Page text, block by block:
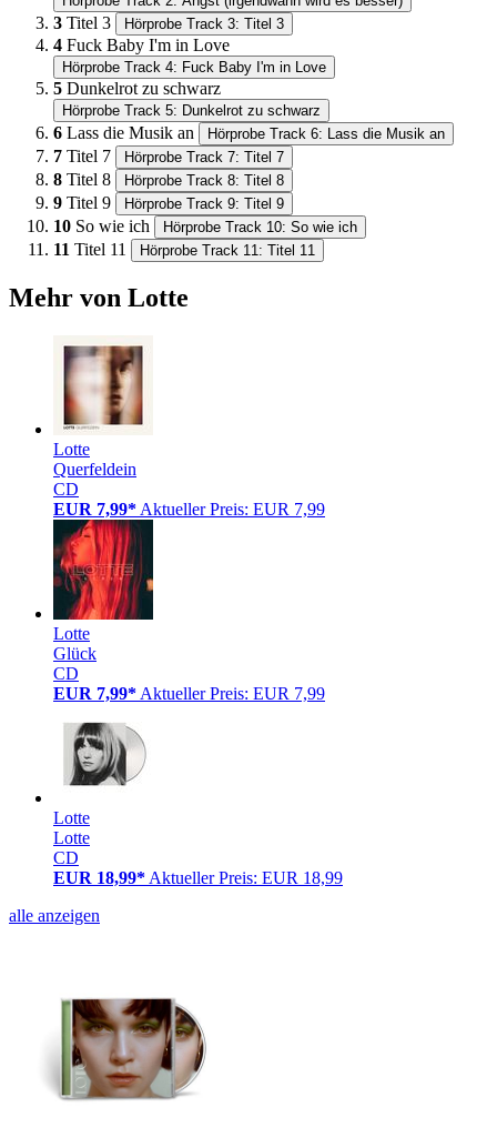
3 Titel 3 Hörprobe Track 3: Titel 3
4 Fuck Baby I'm in Love
Hörprobe Track 4: Fuck Baby I'm in Love
5 Dunkelrot zu schwarz
Hörprobe Track 5: Dunkelrot zu schwarz
6 Lass die Musik an Hörprobe Track 6: Lass die Musik an
7 Titel 7 Hörprobe Track 7: Titel 7
8 Titel 8 Hörprobe Track 8: Titel 8
9 Titel 9 Hörprobe Track 9: Titel 9
10 So wie ich Hörprobe Track 10: So wie ich
11 Titel 11 Hörprobe Track 11: Titel 11
Mehr von Lotte
Lotte
Querfeldein
CD
EUR 7,99* Aktueller Preis: EUR 7,99
Lotte
Glück
CD
EUR 7,99* Aktueller Preis: EUR 7,99
Lotte
Lotte
CD
EUR 18,99* Aktueller Preis: EUR 18,99
alle anzeigen